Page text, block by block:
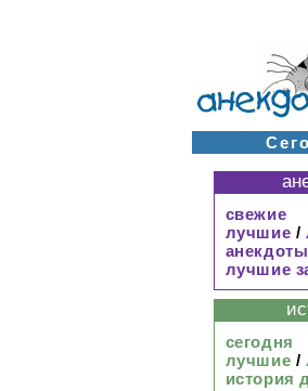
свежие
лучшие /
лучшие
сегодня
лучшие /
история